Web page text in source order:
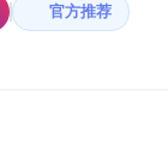
官方推荐